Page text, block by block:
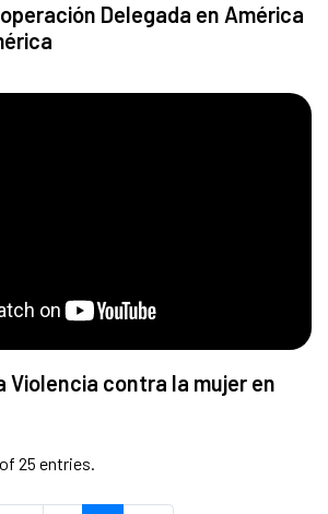
Delegada en América
Violencia contra la mujer en
25 entries.